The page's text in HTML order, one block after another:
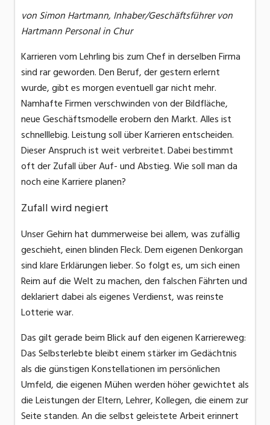
von Simon Hartmann, Inhaber/Geschäftsführer von
Hartmann Personal in Chur
Karrieren vom Lehrling bis zum Chef in derselben Firma
sind rar geworden. Den Beruf, der gestern erlernt
wurde, gibt es morgen eventuell gar nicht mehr.
Namhafte Firmen verschwinden von der Bildfläche,
neue Geschäftsmodelle erobern den Markt. Alles ist
schnelllebig. Leistung soll über Karrieren entscheiden.
Dieser Anspruch ist weit verbreitet. Dabei bestimmt
oft der Zufall über Auf- und Abstieg. Wie soll man da
noch eine Karriere planen?
Zufall wird negiert
Unser Gehirn hat dummerweise bei allem, was zufällig
geschieht, einen blinden Fleck. Dem eigenen Denkorgan
sind klare Erklärungen lieber. So folgt es, um sich einen
Reim auf die Welt zu machen, den falschen Fährten und
deklariert dabei als eigenes Verdienst, was reinste
Lotterie war.
Das gilt gerade beim Blick auf den eigenen Karriereweg:
Das Selbsterlebte bleibt einem stärker im Gedächtnis
als die günstigen Konstellationen im persönlichen
Umfeld, die eigenen Mühen werden höher gewichtet als
die Leistungen der Eltern, Lehrer, Kollegen, die einem zur
Seite standen. An die selbst geleistete Arbeit erinnert